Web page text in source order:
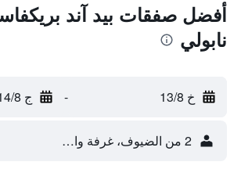
أفضل صفقات بيد آند
نابولي
خ 13/8 - ج 14/8
2 من الضيوف، غرفة واحدة